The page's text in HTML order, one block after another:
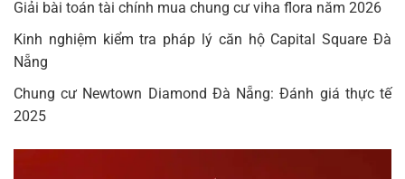
Giải bài toán tài chính mua chung cư viha flora năm 2026
Kinh nghiệm kiểm tra pháp lý căn hộ Capital Square Đà
Nẵng
Chung cư Newtown Diamond Đà Nẵng: Đánh giá thực tế
2025